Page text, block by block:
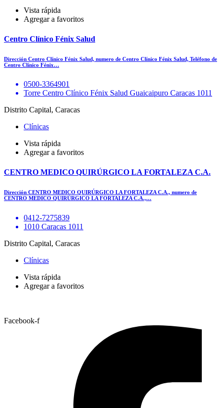
Vista rápida
Agregar a favoritos
Centro Clínico Fénix Salud
Dirección Centro Clínico Fénix Salud, numero de Centro Clínico Fénix Salud, Teléfono de
Centro Clínico Fénix…
0500-3364901
Torre Centro Clínico Fénix Salud Guaicaipuro Caracas 1011
Distrito Capital, Caracas
Clínicas
Vista rápida
Agregar a favoritos
CENTRO MEDICO QUIRÚRGICO LA FORTALEZA C.A.
Dirección CENTRO MEDICO QUIRÚRGICO LA FORTALEZA C.A., numero de
CENTRO MEDICO QUIRÚRGICO LA FORTALEZA C.A.,…
0412-7275839
1010 Caracas 1011
Distrito Capital, Caracas
Clínicas
Vista rápida
Agregar a favoritos
Facebook-f